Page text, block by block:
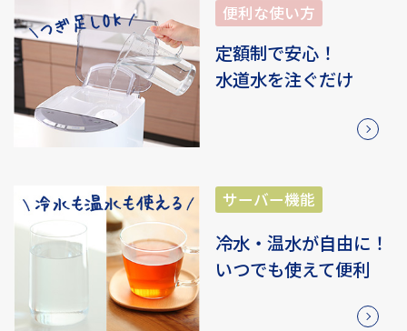
定額制で安心！
水道水を注ぐだけ
冷水・温水が自由に！
いつでも使えて便利